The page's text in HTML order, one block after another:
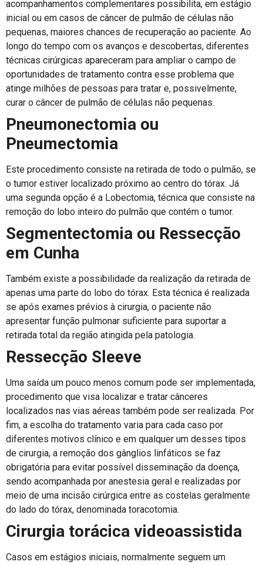
acompanhamentos complementares possibilita, em estágio
inicial ou em casos de câncer de pulmão de células não
pequenas, maiores chances de recuperação ao paciente. Ao
longo do tempo com os avanços e descobertas, diferentes
técnicas cirúrgicas apareceram para ampliar o campo de
oportunidades de tratamento contra esse problema que
atinge milhões de pessoas para tratar e, possivelmente,
curar o câncer de pulmão de células não pequenas.
Pneumonectomia ou
Pneumectomia
Este procedimento consiste na retirada de todo o pulmão, se
o tumor estiver localizado próximo ao centro do tórax. Já
uma segunda opção é a Lobectomia, técnica que consiste na
remoção do lobo inteiro do pulmão que contém o tumor.
Segmentectomia ou Ressecção
em Cunha
Também existe a possibilidade da realização da retirada de
apenas uma parte do lobo do tórax. Esta técnica é realizada
se após exames prévios à cirurgia, o paciente não
apresentar função pulmonar suficiente para suportar a
retirada total da região atingida pela patologia.
Ressecção Sleeve
Uma saída um pouco menos comum pode ser implementada,
procedimento que visa localizar e tratar cânceres
localizados nas vias aéreas também pode ser realizada. Por
fim, a escolha do tratamento varia para cada caso por
diferentes motivos clínico e em qualquer um desses tipos
de cirurgia, a remoção dos gânglios linfáticos se faz
obrigatória para evitar possível disseminação da doença,
sendo acompanhada por anestesia geral e realizadas por
meio de uma incisão cirúrgica entre as costelas geralmente
do lado do tórax, denominada toracotomia.
Cirurgia torácica videoassistida
Casos em estágios iniciais, normalmente seguem um